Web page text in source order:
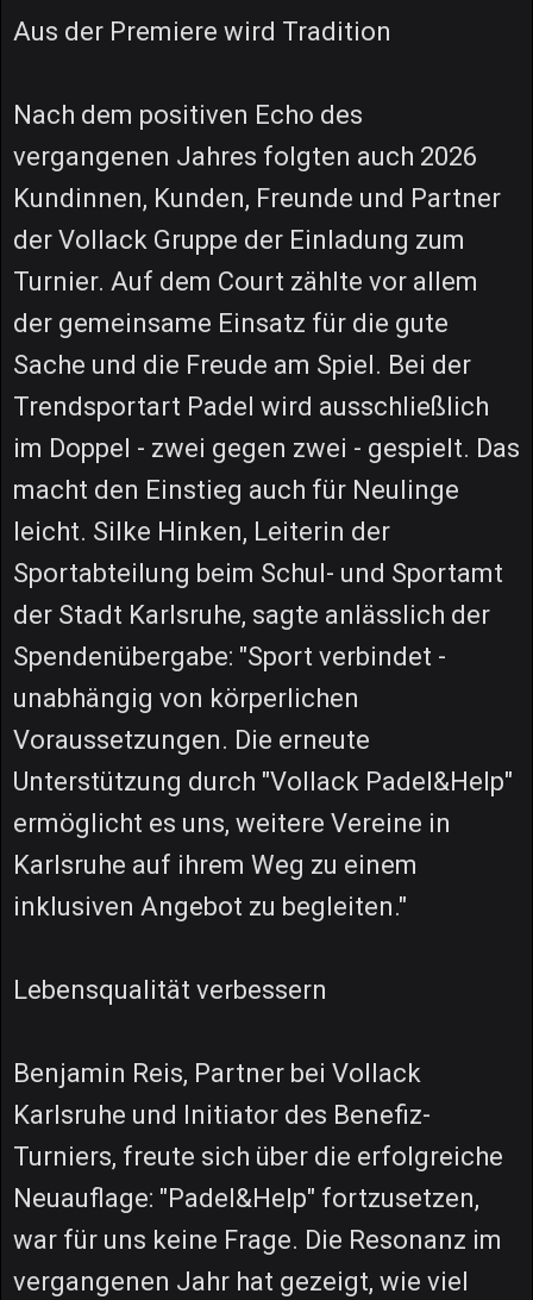
Aus der Premiere wird Tradition
Nach dem positiven Echo des
vergangenen Jahres folgten auch 2026
Kundinnen, Kunden, Freunde und Partner
der Vollack Gruppe der Einladung zum
Turnier. Auf dem Court zählte vor allem
der gemeinsame Einsatz für die gute
Sache und die Freude am Spiel. Bei der
Trendsportart Padel wird ausschließlich
im Doppel - zwei gegen zwei - gespielt. Das
macht den Einstieg auch für Neulinge
leicht. Silke Hinken, Leiterin der
Sportabteilung beim Schul- und Sportamt
der Stadt Karlsruhe, sagte anlässlich der
Spendenübergabe: "Sport verbindet -
unabhängig von körperlichen
Voraussetzungen. Die erneute
Unterstützung durch "Vollack Padel&Help"
ermöglicht es uns, weitere Vereine in
Karlsruhe auf ihrem Weg zu einem
inklusiven Angebot zu begleiten."
Lebensqualität verbessern
Benjamin Reis, Partner bei Vollack
Karlsruhe und Initiator des Benefiz-
Turniers, freute sich über die erfolgreiche
Neuauflage: "Padel&Help" fortzusetzen,
war für uns keine Frage. Die Resonanz im
vergangenen Jahr hat gezeigt, wie viel